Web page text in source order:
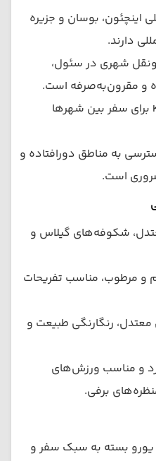
اینچئون، بوسان و جزیره
دارند.
شهری در سئول،
و مقرون‌به‌صرفه است.
قطار: قطارهای سریع‌السیر KTX برای سفر بین شهرها
به مناطق دورافتاده و
است.
شکوفه‌های گیلاس و
و مرطوب، مناسب تفریحات
معتدل، رنگارنگی طبیعت و
و مناسب ورزش‌های
برفی.
هزینه روزانه: حدود ۳۰ تا ۱۵۰ یورو بسته به سبک سفر و